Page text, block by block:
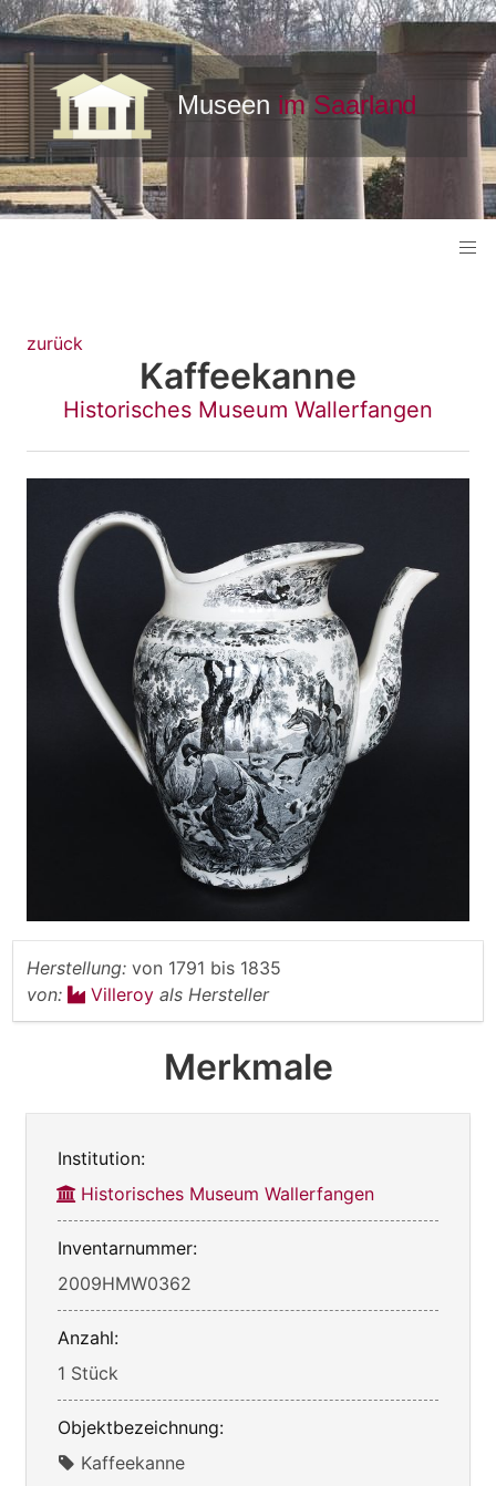
zurück
Kaffeekanne
Historisches Museum Wallerfangen
Herstellung: von 1791 bis 1835
von:
Villeroy als Hersteller
Merkmale
Institution:
Historisches Museum Wallerfangen
Inventarnummer:
2009HMW0362
Anzahl:
1 Stück
Objektbezeichnung:
Kaffeekanne